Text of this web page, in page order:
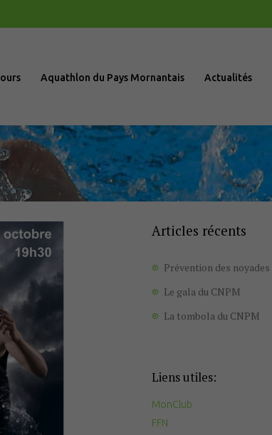
Aquathlon du Pays Mornantais Actualités
du
Articles récents
Prévention des noyades
Le gala du CNPM
La tombola du CNPM
Liens utiles:
MonClub
FFN